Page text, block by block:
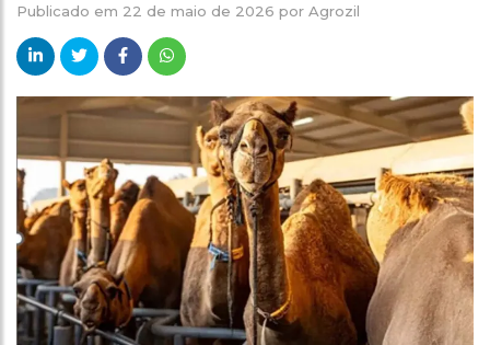
Publicado em 22 de maio de 2026 por Agrozil